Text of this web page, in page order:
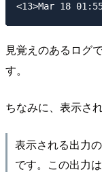
見覚えのあるログ
す。
ちなみに、表示さ
表示される出力
です。この出力